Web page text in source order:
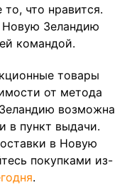
что нравится.
Зеландию
командой.
товары
от метода
возможна
в пункт выдачи.
в Новую
покупками из-
.